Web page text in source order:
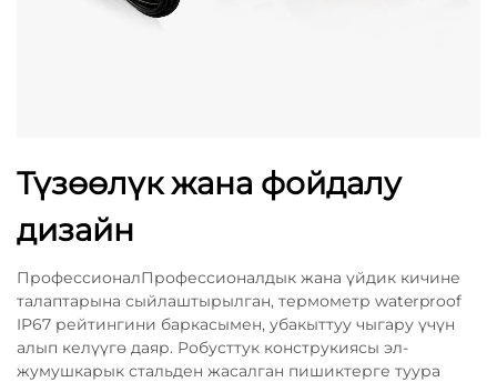
Түзөөлүк жана фойдалу
дизайн
ПрофессионалПрофессионалдык жана үйдик кичине
талаптарына сыйлаштырылган, термометр waterproof
IP67 рейтингини баркасымен, убакыттуу чыгару үчүн
алып келүүгө даяр. Робусттук конструкиясы эл-
жумушкарык стальден жасалган пишиктерге туура